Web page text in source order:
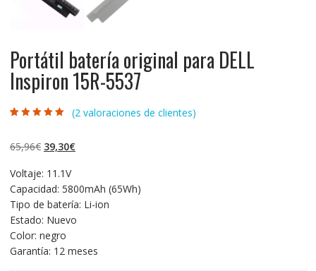
Portátil batería original para DELL
Inspiron 15R-5537
valoraciones de
(2valoraciones de clientes)
65,96€ El
original
era:
65,96€.
39,30€El
es:
39,30€.
Voltaje: 11.1V
Capacidad: 5800mAh (65Wh)
Tipo de batería: Li-ion
Estado: Nuevo
Color: negro
Garantía: 12 meses